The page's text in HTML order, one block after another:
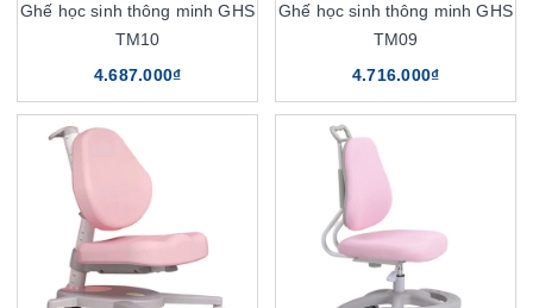
Ghế học sinh thông minh GHS
TM10
4.687.000₫
Ghế học sinh thông minh GHS
TM09
4.716.000₫